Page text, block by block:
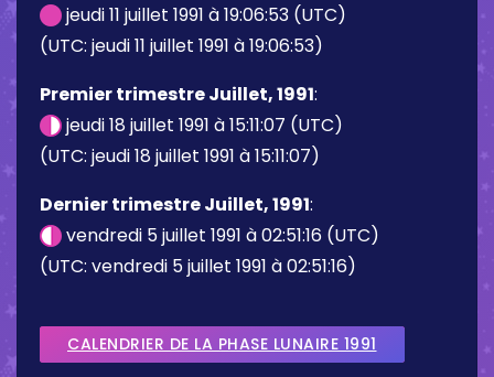
jeudi 11 juillet 1991 à 19:06:53 (UTC)
(UTC: jeudi 11 juillet 1991 à 19:06:53)
Premier trimestre Juillet, 1991:
jeudi 18 juillet 1991 à 15:11:07 (UTC)
(UTC: jeudi 18 juillet 1991 à 15:11:07)
Dernier trimestre Juillet, 1991:
vendredi 5 juillet 1991 à 02:51:16 (UTC)
(UTC: vendredi 5 juillet 1991 à 02:51:16)
CALENDRIER DE LA PHASE LUNAIRE 1991